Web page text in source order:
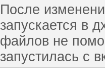
После
запускается в
файлов не
запустилась с